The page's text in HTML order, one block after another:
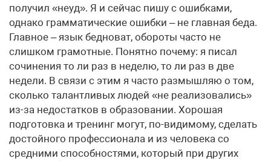
получил «неуд». Я и сейчас пишу с ошибками,
однако грамматические ошибки – не главная беда.
Главное – язык бедноват, обороты часто не
слишком грамотные. Понятно почему: я писал
сочинения то ли раз в неделю, то ли раз в две
недели. В связи с этим я часто размышляю о том,
сколько талантливых людей «не реализовались»
из-за недостатков в образовании. Хорошая
подготовка и тренинг могут, по-видимому, сделать
достойного профессионала и из человека со
средними способностями, который при других